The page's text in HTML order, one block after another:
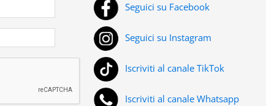
Seguici su Facebook
Seguici su Instagram
Iscriviti al canale TikTok
Iscriviti al canale Whatsapp